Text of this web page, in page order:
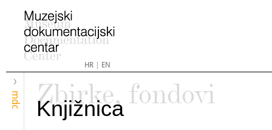
HR| EN
mdc
Zbirke, fondovi
Knjižnica